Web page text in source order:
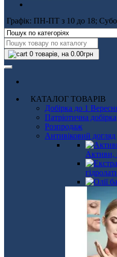
Графік: ПН-ПТ з 10 до 18;
0 товарів, на 0.00грн
КАТАЛОГ ТОВАРІВ
Добірка до 1
Патріотична добірка
Розпродаж
Антивіковий догляд
Активи,